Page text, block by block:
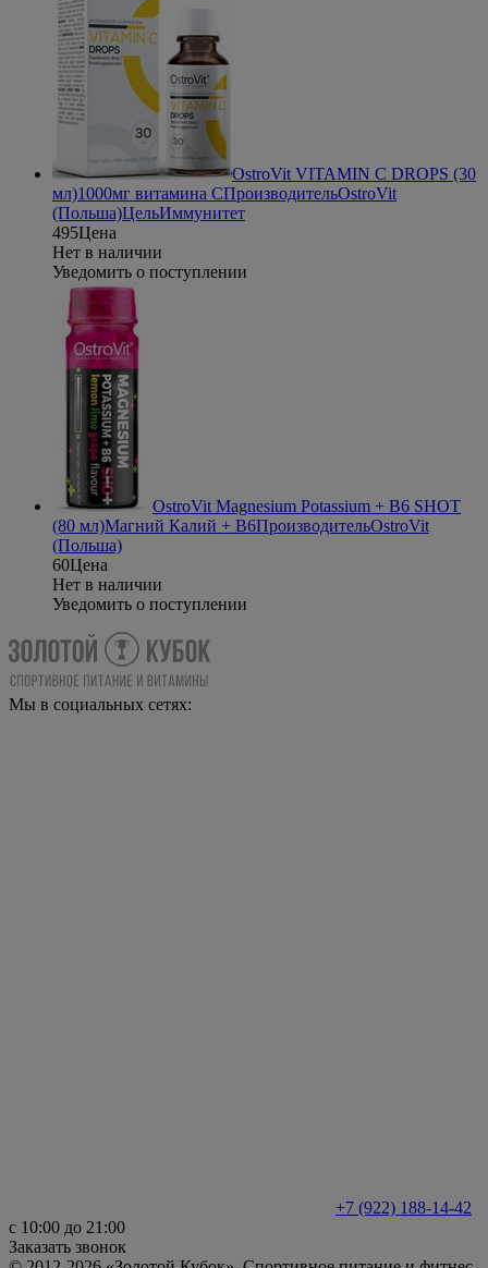
OstroVit VITAMIN С DROPS (30
мл)1000мг витамина СПроизводительOstroVit
(Польша)ЦельИммунитет
495Цена
Нет в наличии
Уведомить о поступлении
OstroVit Magnesium Potassium + B6 SHOT
(80 мл)Магний Калий + B6ПроизводительOstroVit
(Польша)
60Цена
Нет в наличии
Уведомить о поступлении
Мы в социальных сетях:
+7 (922) 188-14-42
с 10:00 до 21:00
Заказать звонок